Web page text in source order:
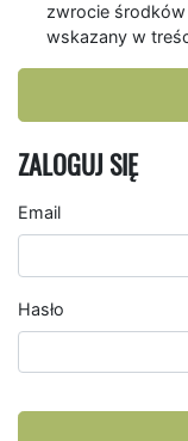
zwrocie środków
wskazany w
ZALOGUJ SIĘ
Email
Hasło